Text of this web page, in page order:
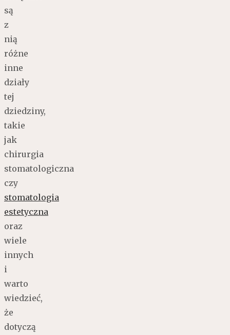
są
z
nią
różne
inne
działy
tej
dziedziny,
takie
jak
chirurgia
stomatologiczna
czy
stomatologia
estetyczna
oraz
wiele
innych
i
warto
wiedzieć,
że
dotyczą